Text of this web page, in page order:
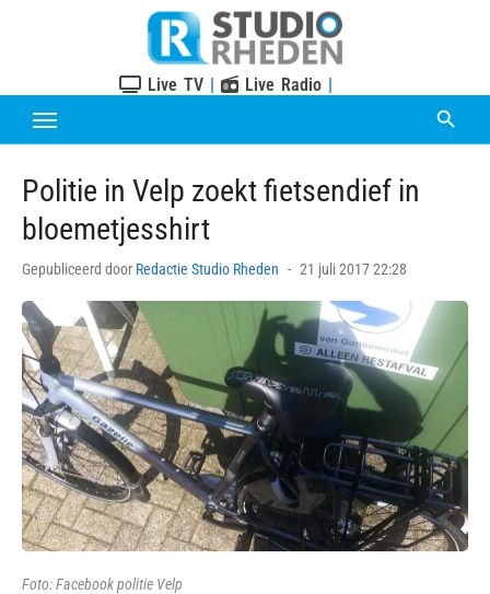
Live TV | Live Radio |
Politie in Velp zoekt fietsendief in
bloemetjesshirt
Gepubliceerd door Redactie Studio Rheden
Posted
21 juli 2017 22:28
Foto: Facebook politie Velp